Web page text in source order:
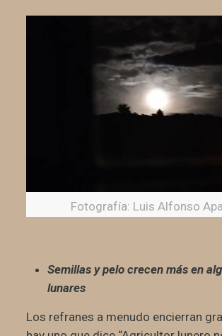
Fotografía: Luis Alfonso
Semillas y pelo crecen más en
lunares
Los refranes a menudo encierran